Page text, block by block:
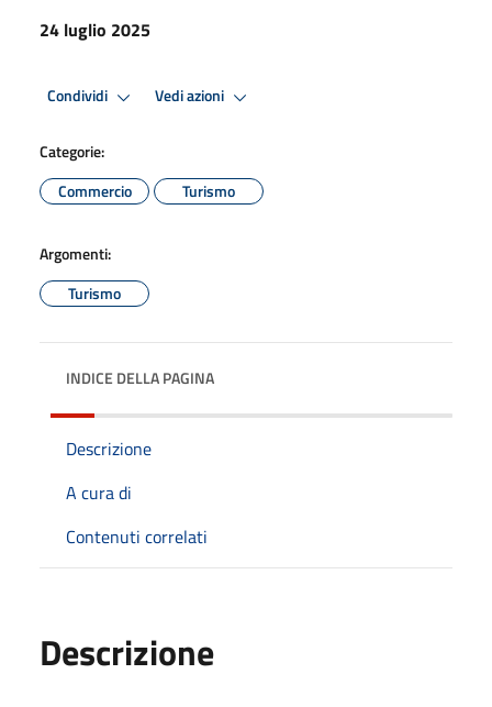
24 luglio 2025
Condividi Vedi azioni
Categorie:
Commercio
Turismo
Argomenti:
Turismo
INDICE DELLA PAGINA
Descrizione
A cura di
Contenuti correlati
Descrizione